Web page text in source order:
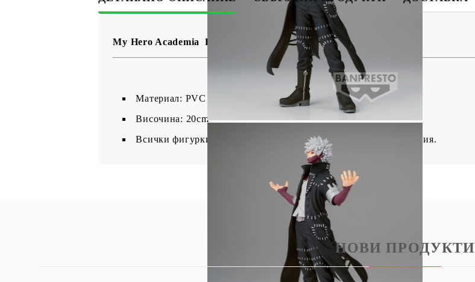
BG
My Hero Academia Колекционерска Фигурка - Dabi
Материал: PVC
Височина: 20cm
Всички фигурки са запечатани и опаковани в илюстрована кутия.
НОВИ ПРОДУКТИ